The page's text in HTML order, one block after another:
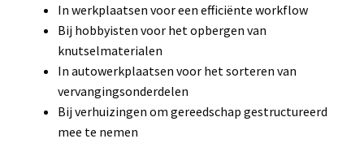
In werkplaatsen voor een efficiënte workflow
Bij hobbyisten voor het opbergen van
knutselmaterialen
In autowerkplaatsen voor het sorteren van
vervangingsonderdelen
Bij verhuizingen om gereedschap gestructureerd
mee te nemen